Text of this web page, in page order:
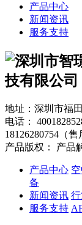
产品中心
新闻资讯
服务支持
技有限公司
地址：深圳市福
电话：
18126280754（售
产品版权： 产品
产品中心
备
新闻资讯
服务支持